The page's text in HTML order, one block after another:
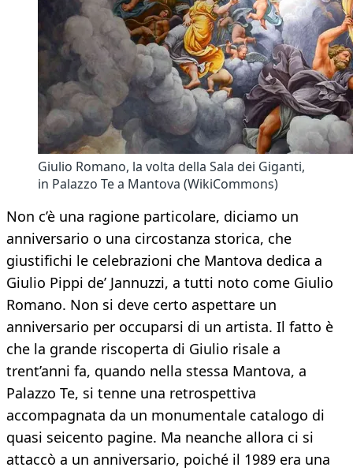
Giulio Romano, la volta della Sala dei Giganti,
in Palazzo Te a Mantova (WikiCommons)
Non c’è una ragione particolare, diciamo un
anniversario o una circostanza storica, che
giustifichi le celebrazioni che Mantova dedica a
Giulio Pippi de’ Jannuzzi, a tutti noto come Giulio
Romano. Non si deve certo aspettare un
anniversario per occuparsi di un artista. Il fatto è
che la grande riscoperta di Giulio risale a
trent’anni fa, quando nella stessa Mantova, a
Palazzo Te, si tenne una retrospettiva
accompagnata da un monumentale catalogo di
quasi seicento pagine. Ma neanche allora ci si
attaccò a un anniversario, poiché il 1989 era una